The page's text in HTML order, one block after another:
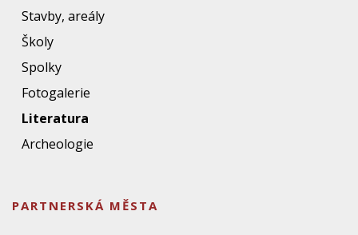
Stavby, areály
Školy
Spolky
Fotogalerie
Literatura
Archeologie
PARTNERSKÁ MĚSTA